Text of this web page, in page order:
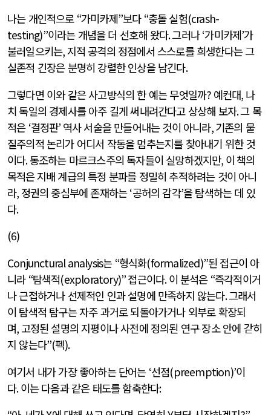
나는 개인적으로 “가미카제”보다 “충돌 실험(crash-
testing)”이라는 개념을 더 선호해 왔다.그러나‘가미카제’가
불러일으키는, 지적 공격의 정점에서 스스로를 희생한다는 그
실존적 긴장은 분명히 강렬한 인상을 남긴다.
그렇다면 이와 같은 사고방식의 한 예는 무엇일까? 예컨대, 나
치 독일의 경제사를 아주 길게 써내려간다고 상상해 보자.그 목
적은 ‘결정판’ 역사 서술을 만들어내는 것이 아니라,기존의 물
질주의적 논리가 어디서 작동을 멈추는지를 찾아내기 위한 것
이다.동조하는 마르크스주의 독자들이 실망하겠지만, 이 책의
목적은지배 계급의 특정 분파를 정밀히 추적하려는 것이 아니
라, 정권의 중심부에 존재하는‘공허의 감각’을 탐색하는 데 있
다.
(6)
Conjunctural analysis는 “형식화(formalized)”된 접근이 아
니라 “탐색적(exploratory)”접근이다.이 분석은 “즉각적이거
나 근접하거나 선제적인 인과 설명에 만족하지 않는다.그래서
이 탐색적 탐구는 자주 과거로 되돌아가거나 외부로 확장되
며, 고정된 설명의 지평이나 사전에 정의된 연구 장소 안에 갇히
지 않는다”(펙).
여기서 내가 가장 좋아하는 단어는 ‘선점(preemption)’이
다.이는 다음과 같은 태도를 함축한다: